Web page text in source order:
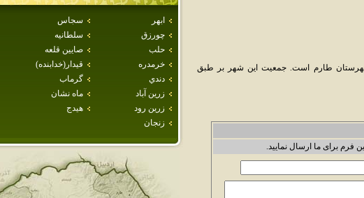
ابهر
سجاس
چورزق
سلطانيه
حلب
صايين قلعه
خرمدره
قيدار(خدابنده)
دندي
گرماب
زرين آباد
ماه نشان
زرين رود
هيدج
زنجان
طارم است. جمعيت اين شهر بر طبق
فرم برای ما ارسال نمایید.